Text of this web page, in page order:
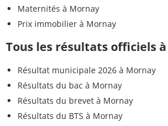
Maternités à Mornay
Prix immobilier à Mornay
Tous les résultats officiels
Résultat municipale 2026 à Mornay
Résultats du bac à Mornay
Résultats du brevet à Mornay
Résultats du BTS à Mornay